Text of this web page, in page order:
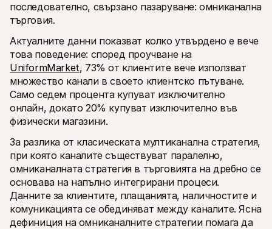
последователно, свързано пазаруване: омниканална
търговия.
Актуалните данни показват колко утвърдено е вече
UniformMarket, 73% от клиентите вече използват
множество канали в своето клиентско пътуване.
Само седем процента купуват изключително
онлайн, докато 20% купуват изключително във
физически магазини.
За разлика от класическата мултиканална стратегия,
при която каналите съществуват паралелно,
омниканалната стратегия в търговията на дребно се
основава на напълно интегрирани процеси.
Данните за клиентите, плащанията, наличностите и
комуникацията се обединяват между каналите. Ясна
дефиниция на омниканалните стратегии помага да